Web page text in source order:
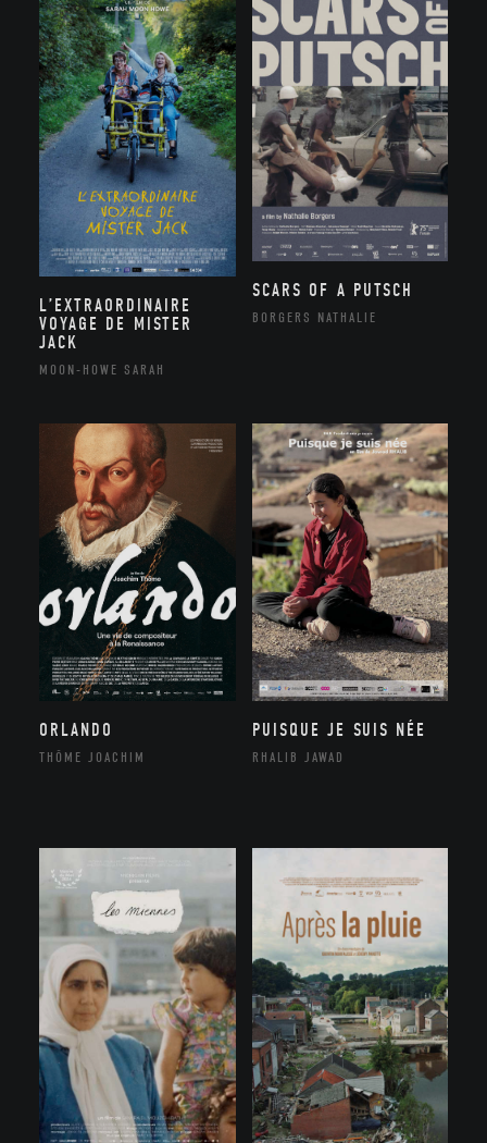
L’EXTRAORDINAIRE
VOYAGE DE MISTER
JACK
MOON-HOWE SARAH
SCARS OF A PUTSCH
BORGERS NATHALIE
ORLANDO
THÔME JOACHIM
PUISQUE JE SUIS NÉE
RHALIB JAWAD